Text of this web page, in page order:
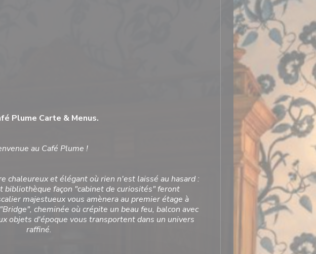
Plume Carte & Menus.
au Café Plume !
chaleureux et élégant où rien n'est laissé au hasard :
façon "cabinet de curiosités" feront
majestueux vous amènera au premier étage à
cheminée où crépite un beaufeu, balcon avec
objets d'époque vous transportent dans un univers
raffiné.